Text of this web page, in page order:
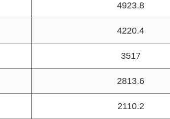
4923.8
4220.4
3517
2813.6
2110.2